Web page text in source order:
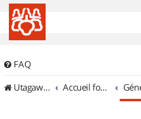
FAQ
UtagawaVTT (Randos VTT et VTTAE avec traces GPS)
Accueil forum